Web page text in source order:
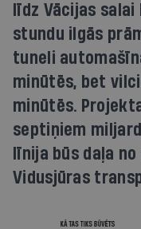
līdz Vācijas
stundu ilgās
tuneli
minūtēs, bet
minūtēs.
septiņiem
līnija būs daļa
Vidusjūras